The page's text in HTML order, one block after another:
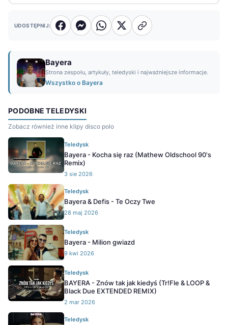
UDOSTĘPNIJ:
Bayera
Strona zespołu, artykuły, teledyski i najważniejsze informacje.
Wszystko o Bayera
PODOBNE TELEDYSKI
Zobacz również inne klipy disco polo
Teledysk
Bayera - Kocha się raz (Mathew Oldschool 90's
Remix)
3 sie 2026
Teledysk
Bayera & Defis - Te Oczy Twe
28 maj 2026
Teledysk
Bayera - Milion gwiazd
9 kwi 2026
Teledysk
BAYERA - Znów tak jak kiedyś (Tr!Fle & LOOP &
Black Due EXTENDED REMIX)
2 mar 2026
Teledysk